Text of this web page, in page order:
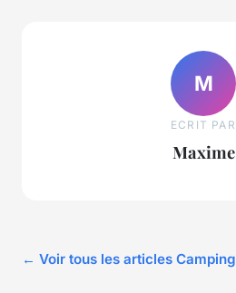
M
ECRIT PAR
Maxime
← Voir tous les articles Camping